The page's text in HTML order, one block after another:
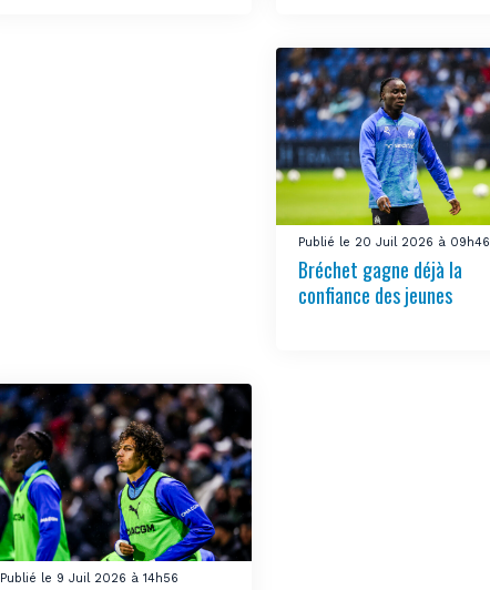
Publié le 20 Juil 2026 à 09h46
Bréchet gagne déjà la
confiance des jeunes
Publié le 9 Juil 2026 à 14h56